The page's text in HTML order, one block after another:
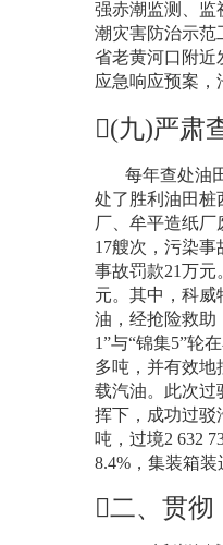
强赤潮监测、监
潮灾害防治示范
省老黄河口附近
应急响应预案，
(九)严肃
每年查处油
处了胜利油田桩
厂、牟平造纸厂
17艘次，污染事
事故罚款21万元
元。其中，科威
油，经抢险救助
1”与“锦集5”轮
多吨，并有效地
载汽油。此次过
挥下，成功过驳
吨，过境2 632
8.4% ，集装箱
二、贯彻